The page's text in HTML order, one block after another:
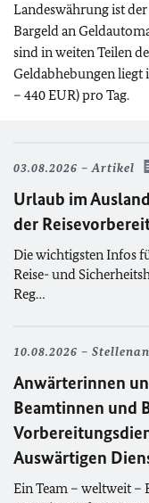
Landeswährung ist der
Bargeld an
sind in weiten Teilen
Geldabhebungen liegt
– 440 EUR) pro Tag.
03.08.2026 Artikel
Urlaub im
der
Die wichtigsten Infos
Reise- und
Reg…
10.08.2026
Anwärterinnen
Beamtinnen und
Auswärtigen
Ein Team – weltweit –